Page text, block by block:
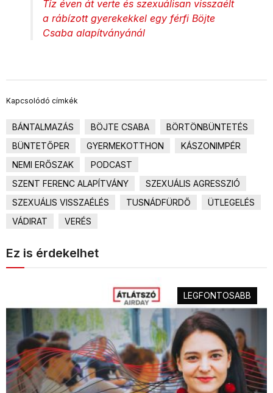
Tíz éven át verte és szexuálisan visszaélt
a rábízott gyerekekkel egy férfi Böjte
Csaba alapítványánál
Kapcsolódó címkék
BÁNTALMAZÁS BÖJTE CSABA
BÖRTÖNBÜNTETÉS
BÜNTETŐPER
GYERMEKOTTHON
KÁSZONIMPÉR
NEMI ERŐSZAK
PODCAST
SZENT FERENC ALAPÍTVÁNY
SZEXUÁLIS AGRESSZIÓ
SZEXUÁLIS VISSZAÉLÉS
TUSNÁDFÜRDŐ
ÜTLEGELÉS
VÁDIRAT
VERÉS
Ez is érdekelhet
LEGFONTOSABB